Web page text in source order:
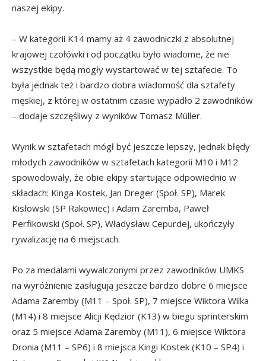
naszej ekipy.
– W kategorii K14 mamy aż 4 zawodniczki z absolutnej
krajowej czołówki i od początku było wiadome, że nie
wszystkie będą mogły wystartować w tej sztafecie. To
była jednak też i bardzo dobra wiadomość dla sztafety
męskiej, z której w ostatnim czasie wypadło 2 zawodników
– dodaje szczęśliwy z wyników Tomasz Müller.
Wynik w sztafetach mógł być jeszcze lepszy, jednak błędy
młodych zawodników w sztafetach kategorii M10 i M12
spowodowały, że obie ekipy startujące odpowiednio w
składach: Kinga Kostek, Jan Dreger (Społ. SP), Marek
Kisłowski (SP Rakowiec) i Adam Zaremba, Paweł
Perfikowski (Społ. SP), Władysław Cepurdej, ukończyły
rywalizację na 6 miejscach.
Po za medalami wywalczonymi przez zawodników UMKS
na wyróżnienie zasługują jeszcze bardzo dobre 6 miejsce
Adama Zaremby (M11 – Społ. SP), 7 miejsce Wiktora Wilka
(M14) i 8 miejsce Alicji Kędzior (K13) w biegu sprinterskim
oraz 5 miejsce Adama Zaremby (M11), 6 miejsce Wiktora
Dronia (M11 – SP6) i 8 miejsca Kingi Kostek (K10 – SP4) i